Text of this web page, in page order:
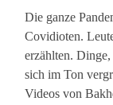
Die ganze
Covidioten.
erzählten.
sich im Ton
Videos von